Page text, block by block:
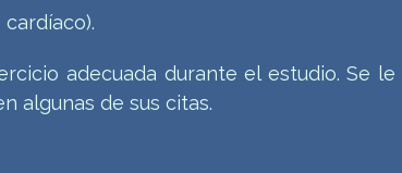
adecuada durante el estudio. Se le
algunas de sus citas.